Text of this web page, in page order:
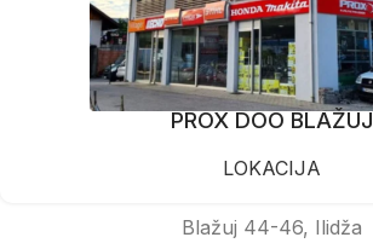
PROX DOO BLAŽUJ
LOKACIJA
Blažuj 44-46, Ilidža